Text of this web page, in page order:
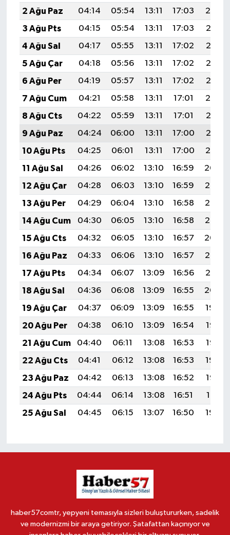
2 Ağu Paz
04:14 05:54 13:11 17:03
20:19
3 Ağu Pts
04:15 05:54 13:11 17:03
20:18
4 Ağu Sal
04:17 05:55 13:11 17:02
20:17
5 Ağu Çar
04:18 05:56 13:11 17:02
20:16
6 Ağu Per
04:19 05:57 13:11 17:02
20:15
7 Ağu Cum
04:21 05:58 13:11 17:01
20:14
8 Ağu Cts
04:22 05:59 13:11 17:01
20:13
9 Ağu Paz
04:24 06:00 13:11 17:00
20:12
10 Ağu Pts
04:25 06:01 13:11 17:00
20:10
11 Ağu Sal
04:26 06:02 13:10 16:59
20:09
12 Ağu Çar
04:28 06:03 13:10 16:59
20:08
13 Ağu Per
04:29 06:04 13:10 16:58
20:07
14 Ağu Cum
04:30 06:05 13:10 16:58
20:05
15 Ağu Cts
04:32 06:05 13:10 16:57
20:04
16 Ağu Paz
04:33 06:06 13:10 16:57
20:03
17 Ağu Pts
04:34 06:07 13:09 16:56
20:01
18 Ağu Sal
04:36 06:08 13:09 16:55
20:00
19 Ağu Çar
04:37 06:09 13:09 16:55
19:59
20 Ağu Per
04:38 06:10 13:09 16:54
19:57
21 Ağu Cum
04:40 06:11 13:08 16:53
19:56
22 Ağu Cts
04:41 06:12 13:08 16:53
19:54
23 Ağu Paz
04:42 06:13 13:08 16:52
19:53
24 Ağu Pts
04:44 06:14 13:08 16:51
19:51
25 Ağu Sal
04:45 06:15 13:07 16:50 19:50
haber57comtr, yepyeni temasıyla sizleri buluştururken, sadelik
ve modernizmi bir araya getiriyor. Şatafattan kaçınıyor ve